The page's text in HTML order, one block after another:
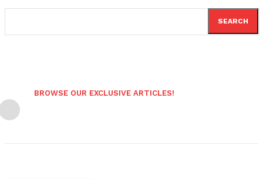
SEARCH
BROWSE OUR EXCLUSIVE ARTICLES!